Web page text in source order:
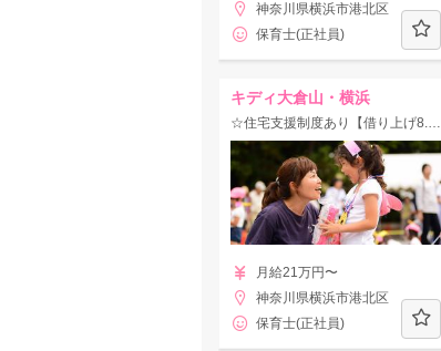
神奈川県横浜市港北区
保育士(正社員)
キディ大倉山・横浜
☆住宅支援制度あり【借り上げ8.2万円】最大10連休でリフレッシュしながら楽しく勤務できる◎
月給21万円〜
神奈川県横浜市港北区
保育士(正社員)